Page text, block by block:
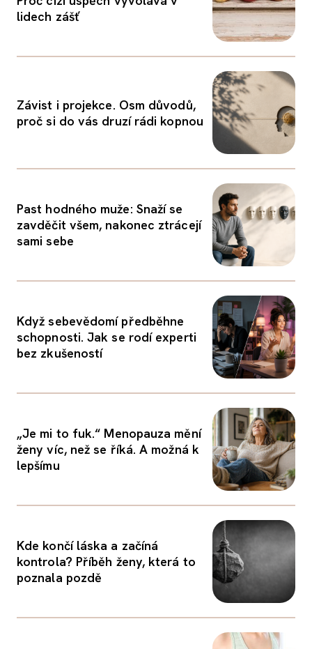
lidech zášť
Závist i projekce. Osm důvodů,
proč si do vás druzí rádi kopnou
Past hodného muže: Snaží se
zavděčit všem, nakonec ztrácejí
sami sebe
Když sebevědomí předběhne
schopnosti. Jak se rodí experti
bez zkušeností
„Je mi to fuk.“ Menopauza mění
ženy víc, než se říká. A možná k
lepšímu
Kde končí láska a začíná
kontrola? Příběh ženy, která to
poznala pozdě